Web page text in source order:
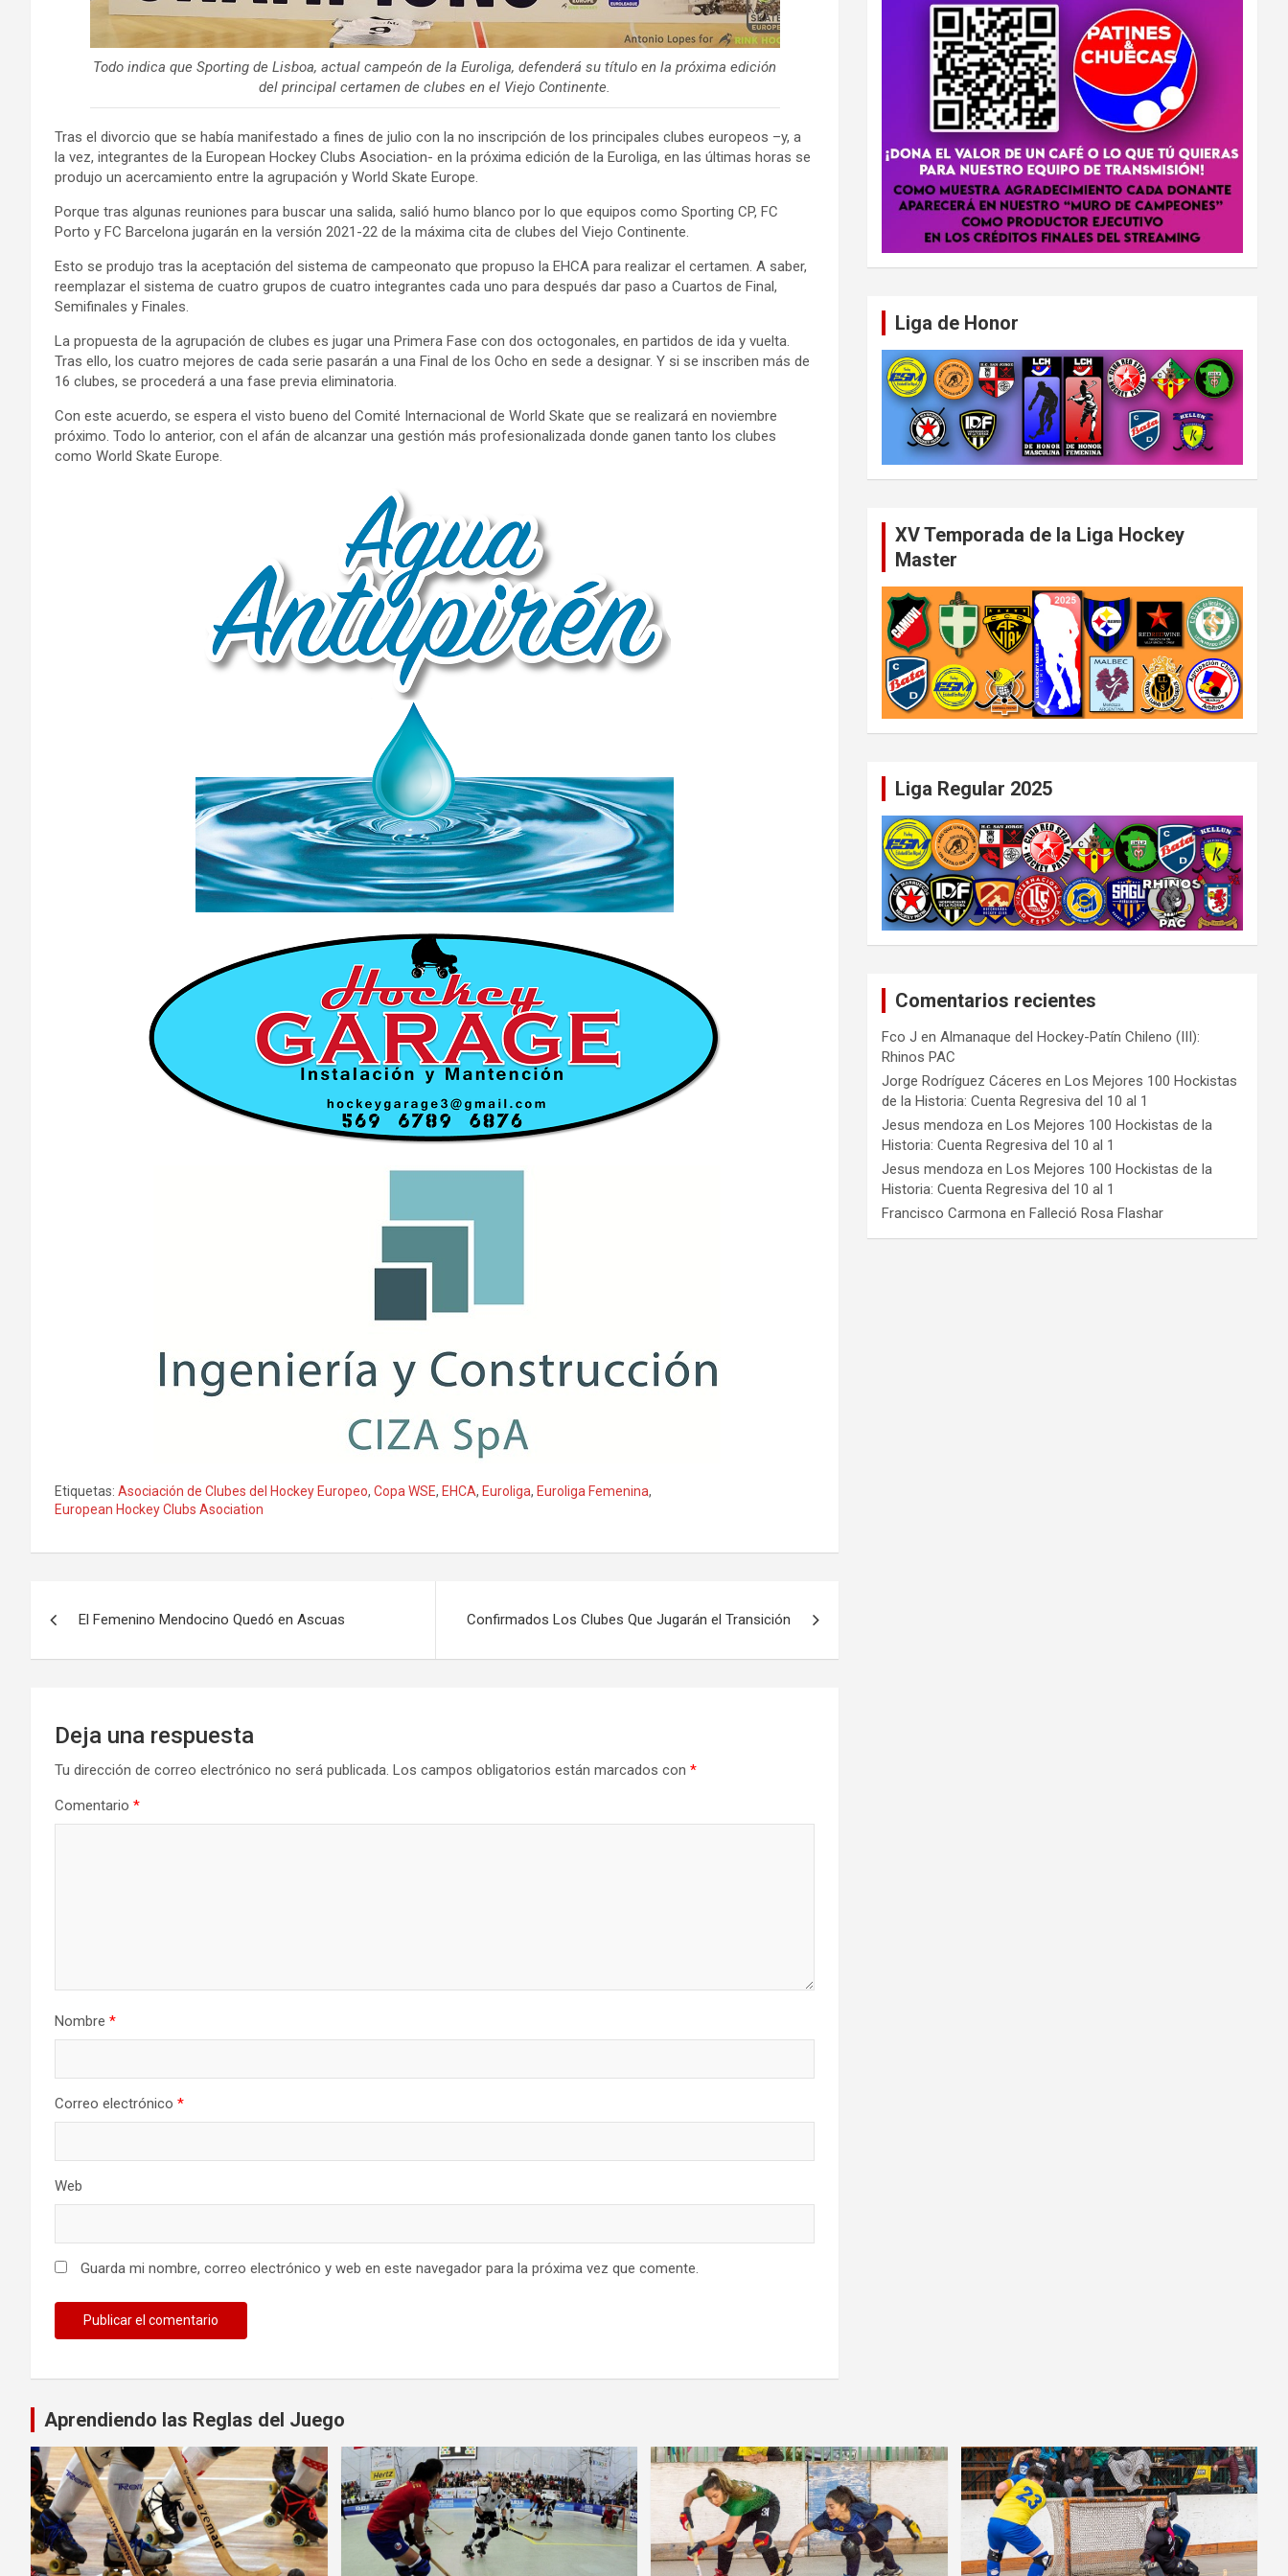
Todo indica que Sporting de Lisboa, actual campeón de la Euroliga, defenderá su título en la próxima edición
del principal certamen de clubes en el Viejo Continente.
Tras el divorcio que se había manifestado a fines de julio con la no inscripción de los principales clubes europeos –y, a
la vez, integrantes de la European Hockey Clubs Asociation- en la próxima edición de la Euroliga, en las últimas horas se
produjo un acercamiento entre la agrupación y World Skate Europe.
Porque tras algunas reuniones para buscar una salida, salió humo blanco por lo que equipos como Sporting CP, FC
Porto y FC Barcelona jugarán en la versión 2021-22 de la máxima cita de clubes del Viejo Continente.
Esto se produjo tras la aceptación del sistema de campeonato que propuso la EHCA para realizar el certamen. A saber,
reemplazar el sistema de cuatro grupos de cuatro integrantes cada uno para después dar paso a Cuartos de Final,
Semifinales y Finales.
La propuesta de la agrupación de clubes es jugar una Primera Fase con dos octogonales, en partidos de ida y vuelta.
Tras ello, los cuatro mejores de cada serie pasarán a una Final de los Ocho en sede a designar. Y si se inscriben más de
16 clubes, se procederá a una fase previa eliminatoria.
Con este acuerdo, se espera el visto bueno del Comité Internacional de World Skate que se realizará en noviembre
próximo. Todo lo anterior, con el afán de alcanzar una gestión más profesionalizada donde ganen tanto los clubes
como World Skate Europe.
Etiquetas: Asociación de Clubes del Hockey Europeo, Copa WSE, EHCA, Euroliga, Euroliga Femenina,
European Hockey Clubs Asociation
El Femenino Mendocino Quedó en Ascuas Confirmados Los Clubes Que Jugarán el Transición
Deja una respuesta
Tu dirección de correo electrónico no será publicada. Los campos obligatorios están marcados con *
Comentario *
Nombre *
Correo electrónico *
Web
Guarda mi nombre, correo electrónico y web en este navegador para la próxima vez que comente.
Liga de Honor
XV Temporada de la Liga Hockey
Master
Liga Regular 2025
Comentarios recientes
Fco J enAlmanaque del Hockey-Patín Chileno (III):
Rhinos PAC
Jorge Rodríguez Cáceres enLos Mejores 100 Hockistas
de la Historia: Cuenta Regresiva del 10 al 1
Jesus mendoza enLos Mejores 100 Hockistas de la
Historia: Cuenta Regresiva del 10 al 1
Jesus mendoza enLos Mejores 100 Hockistas de la
Historia: Cuenta Regresiva del 10 al 1
Francisco Carmona enFalleció Rosa Flashar
Aprendiendo las Reglas del Juego